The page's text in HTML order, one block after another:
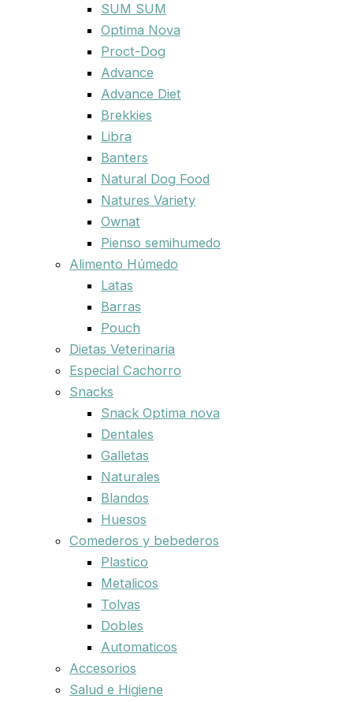
SUM SUM
Optima Nova
Proct-Dog
Advance
Advance Diet
Brekkies
Libra
Banters
Natural Dog Food
Natures Variety
Ownat
Pienso semihumedo
Alimento Húmedo
Latas
Barras
Pouch
Dietas Veterinaria
Especial Cachorro
Snacks
Snack Optima nova
Dentales
Galletas
Naturales
Blandos
Huesos
Comederos y bebederos
Plastico
Metalicos
Tolvas
Dobles
Automaticos
Accesorios
Salud e Higiene